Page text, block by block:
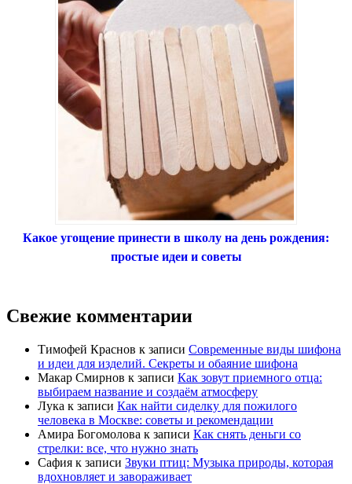
Какое угощение принести в школу на день рождения:
простые идеи и советы
Свежие комментарии
Тимофей Краснов к записи Современные виды шифона
и идеи для изделий. Секреты и обаяние шифона
Макар Смирнов к записи Как зовут приемного отца:
выбираем название и создаём атмосферу
Лука к записи Как найти сиделку для пожилого
человека в Москве: советы и рекомендации
Амира Богомолова к записи Как снять деньги со
стрелки: все, что нужно знать
Сафия к записи Звуки птиц: Музыка природы, которая
вдохновляет и завораживает